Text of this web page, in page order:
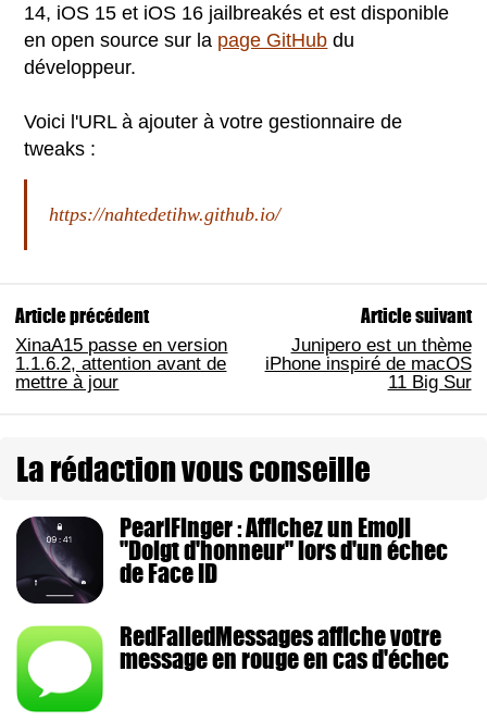
14, iOS 15 et iOS 16 jailbreakés et est disponible
en open source sur la page GitHub du
développeur.
Voici l'URL à ajouter à votre gestionnaire de
tweaks :
https://nahtedetihw.github.io/
Article précédent
XinaA15 passe en version
1.1.6.2, attention avant de
mettre à jour
Article suivant
Junipero est un thème
iPhone inspiré de macOS
11 Big Sur
La rédaction vous conseille
PearlFinger : Affichez un Emoji
"Doigt d'honneur" lors d'un échec
de Face ID
RedFailedMessages affiche votre
message en rouge en cas d'échec